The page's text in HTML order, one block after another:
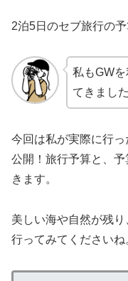
2泊5日のセブ旅行の予
私もGW
てきました
今回は私が実際に行
公開！旅行予算と、
きます。
美しい海や自然が残
行ってみてくださいね